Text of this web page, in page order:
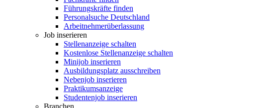
Führungskräfte finden
Personalsuche Deutschland
Arbeitnehmerüberlassung
Job inserieren
Stellenanzeige schalten
Kostenlose Stellenanzeige schalten
Minijob inserieren
Ausbildungsplatz ausschreiben
Nebenjob inserieren
Praktikumsanzeige
Studentenjob inserieren
Branchen